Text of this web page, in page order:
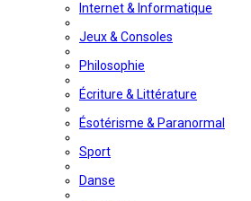
Internet & Informatique
Jeux & Consoles
Philosophie
Écriture & Littérature
Ésotérisme & Paranormal
Sport
Danse